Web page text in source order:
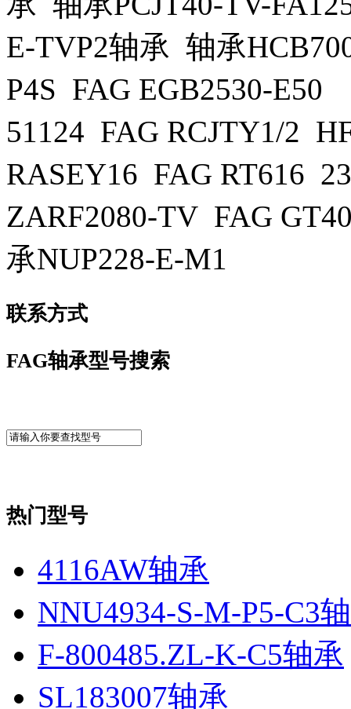
E-TVP2轴承 轴承
P4S FAG EGB2530-
51124 FAG RCJTY1/2
RASEY16 FAG RT616
ZARF2080-TV FAG
承NUP228-E-M1
联系方式
FAG轴承型号搜索
热门型号
4116AW轴承
NNU4934-S-M-P5-C3
F-800485.ZL-K-C5轴承
SL183007轴承